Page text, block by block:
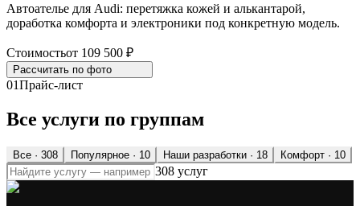
Автоателье для Audi: перетяжка кожей и алькантарой,
доработка комфорта и электроники под конкретную модель.
Стоимостьот 109 500 ₽
Рассчитать по фото
01Прайс-лист
Все услуги по группам
Все · 308 Популярное · 10 Наши разработки · 18 Комфорт · 10
308 услуг